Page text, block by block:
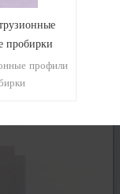
пробирки
профили